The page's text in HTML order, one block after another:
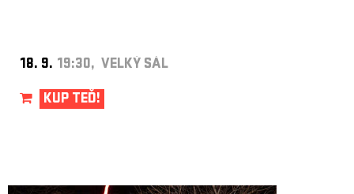
18. 9. 19:30, VELKÝ SÁL
KUP TEĎ!